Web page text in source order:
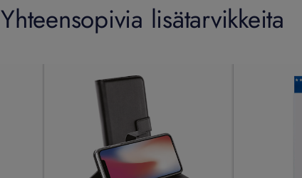
Yhteensopivia lisätarvikkeita